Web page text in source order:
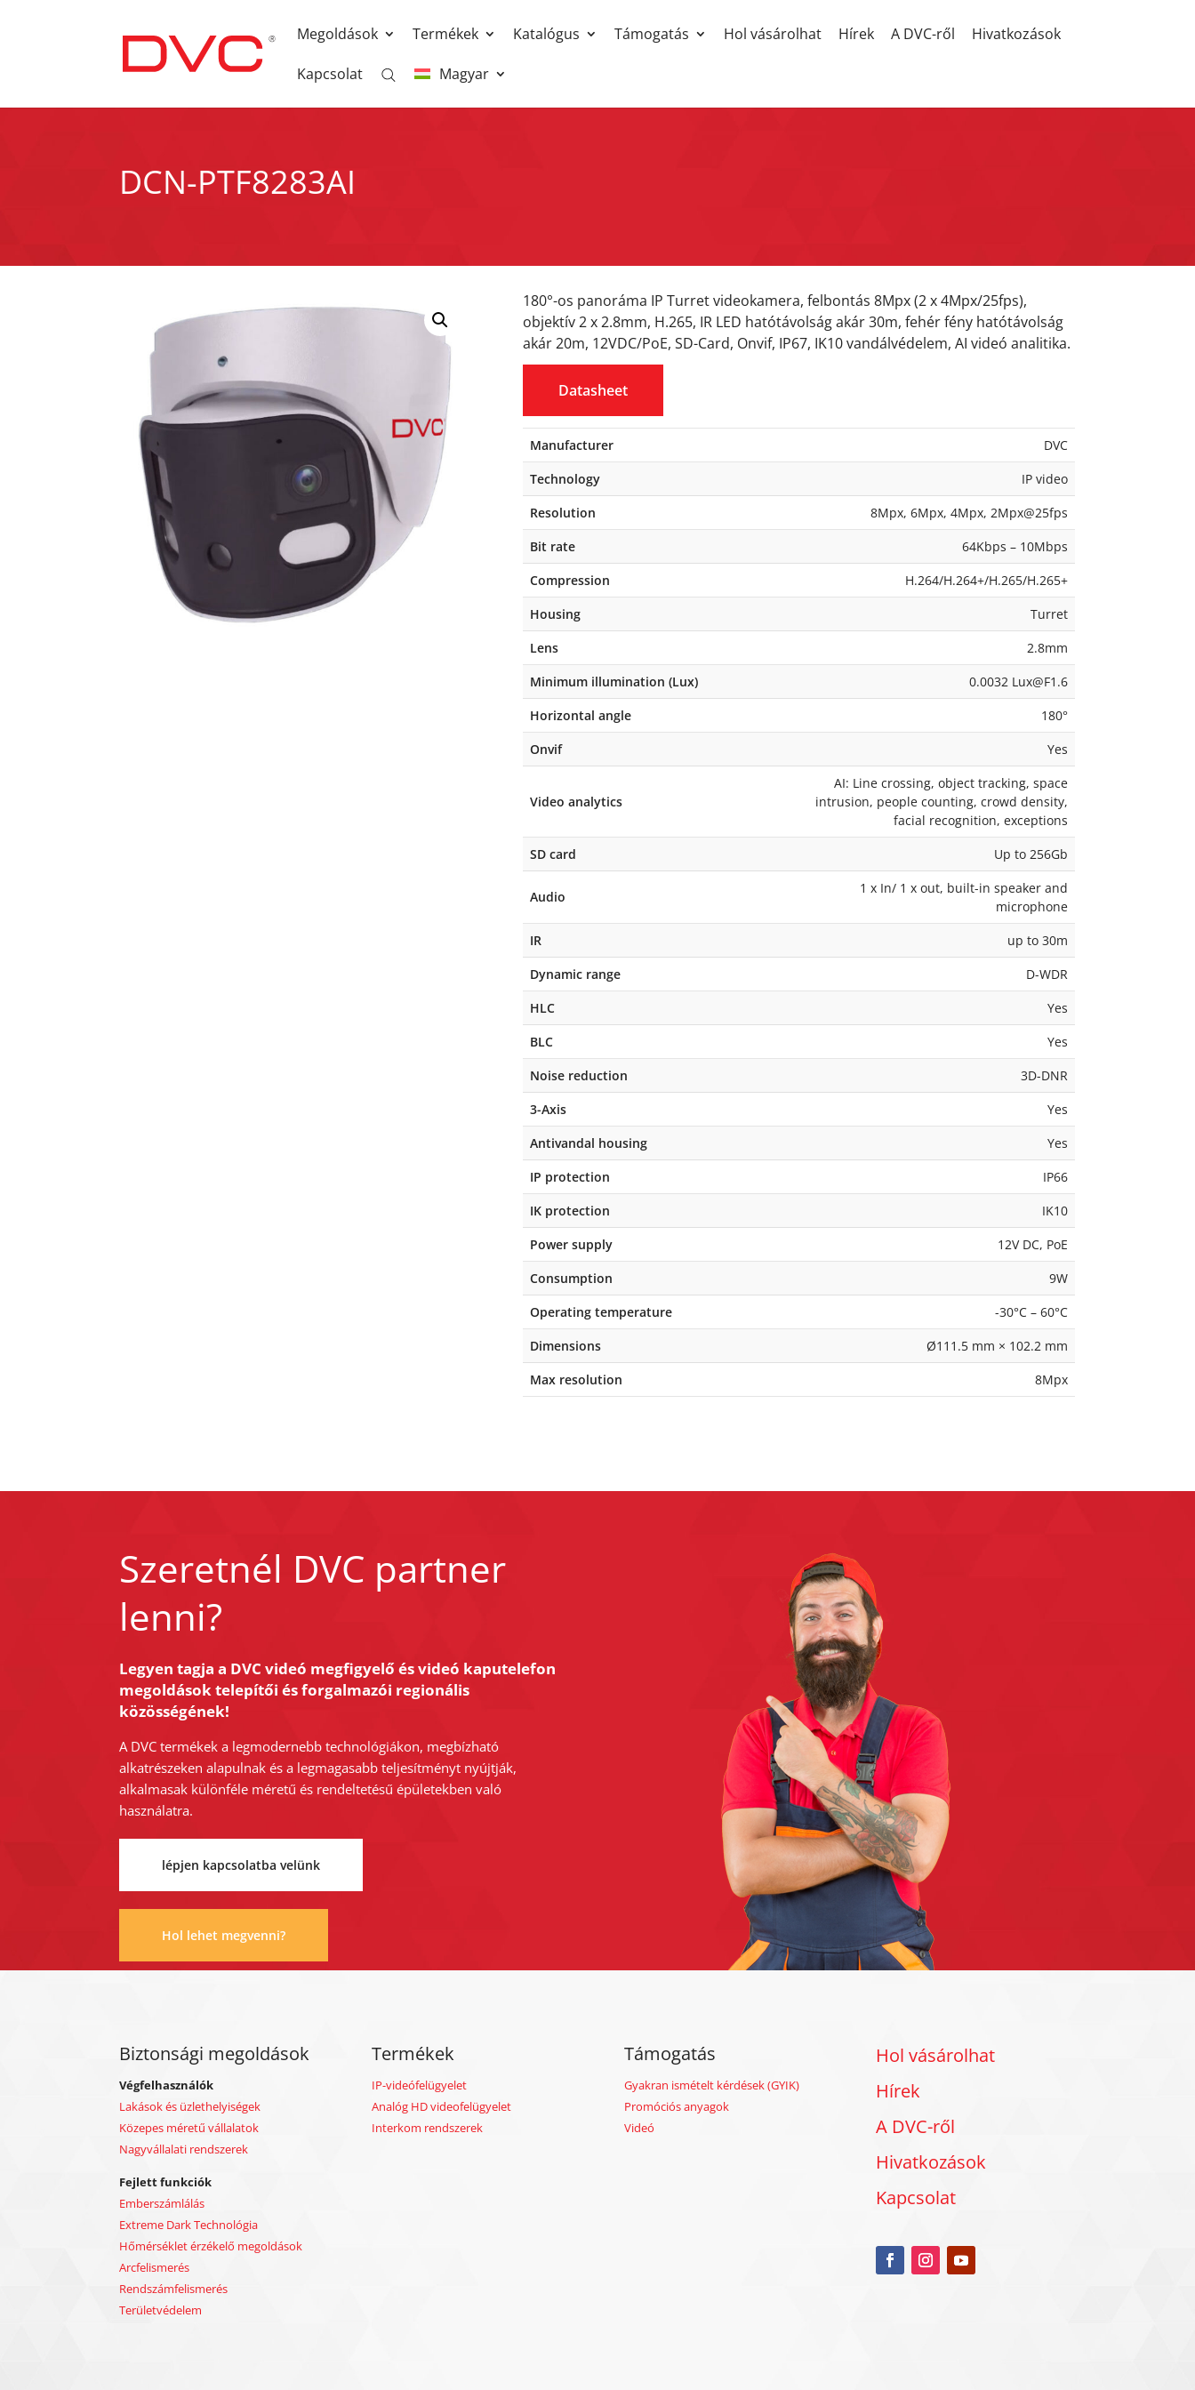
Megoldások Termékek Katalógus Támogatás Hol vásárolhat Hírek A DVC-ről Hivatkozások
Kapcsolat Magyar
DCN-PTF8283AI
180°-os panoráma IP Turret videokamera, felbontás 8Mpx (2 x 4Mpx/25fps),
objektív 2 x 2.8mm, H.265, IR LED hatótávolság akár 30m, fehér fény hatótávolság
akár 20m, 12VDC/PoE, SD-Card, Onvif, IP67, IK10 vandálvédelem, AI videó analitika.
Datasheet
Manufacturer
DVC
Technology
IP video
Resolution
8Mpx, 6Mpx, 4Mpx, 2Mpx@25fps
Bit rate
64Kbps – 10Mbps
Compression
H.264/H.264+/H.265/H.265+
Housing
Turret
Lens
2.8mm
Minimum illumination (Lux)
0.0032 Lux@F1.6
Horizontal angle
180°
Onvif
Yes
Video analytics
AI: Line crossing, object tracking, space
intrusion, people counting, crowd density,
facial recognition, exceptions
SD card
Up to 256Gb
Audio
1 x In/ 1 x out, built-in speaker and
microphone
IR
up to 30m
Dynamic range
D-WDR
HLC
Yes
BLC
Yes
Noise reduction
3D-DNR
3-Axis
Yes
Antivandal housing
Yes
IP protection
IP66
IK protection
IK10
Power supply
12V DC, PoE
Consumption
9W
Operating temperature
-30°C – 60°C
Dimensions
Ø111.5 mm × 102.2 mm
Max resolution
8Mpx
Szeretnél DVC partner
lenni?
Legyen tagja a DVC videó megfigyelő és videó kaputelefon
megoldások telepítői és forgalmazói regionális
közösségének!
A DVC termékek a legmodernebb technológiákon, megbízható
alkatrészeken alapulnak és a legmagasabb teljesítményt nyújtják,
alkalmasak különféle méretű és rendeltetésű épületekben való
használatra.
lépjen kapcsolatba velünk
Hol lehet megvenni?
Biztonsági megoldások
Végfelhasználók
Lakások és üzlethelyiségek
Közepes méretű vállalatok
Nagyvállalati rendszerek
Fejlett funkciók
Emberszámlálás
Extreme Dark Technológia
Hőmérséklet érzékelő megoldások
Arcfelismerés
Rendszámfelismerés
Területvédelem
Termékek
IP-videófelügyelet
Analóg HD videofelügyelet
Interkom rendszerek
Támogatás
Gyakran ismételt kérdések (GYIK)
Promóciós anyagok
Videó
Hol vásárolhat
Hírek
A DVC-ről
Hivatkozások
Kapcsolat